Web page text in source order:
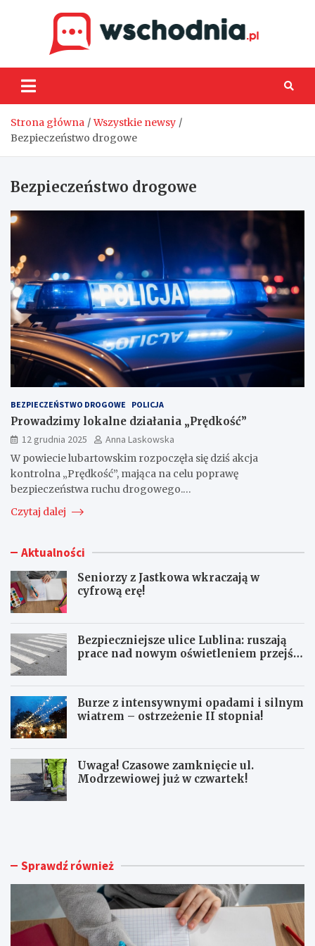
Strona główna
Wszystkie newsy
Bezpieczeństwo drogowe
Bezpieczeństwo drogowe
BEZPIECZEŃSTWO DROGOWE POLICJA
Prowadzimy lokalne działania „Prędkość”
12 grudnia 2025
Anna Laskowska
W powiecie lubartowskim rozpoczęła się dziś akcja
kontrolna „Prędkość”, mająca na celu poprawę
bezpieczeństwa ruchu drogowego.…
Czytaj dalej
Aktualności
Seniorzy z Jastkowa wkraczają w
cyfrową erę!
Bezpieczniejsze ulice Lublina: ruszają
prace nad nowym oświetleniem przejść
Burze z intensywnymi opadami i silnym
wiatrem – ostrzeżenie II stopnia!
Uwaga! Czasowe zamknięcie ul.
Modrzewiowej już w czwartek!
S
r
J
a
B
e
i
e
Sprawdź również